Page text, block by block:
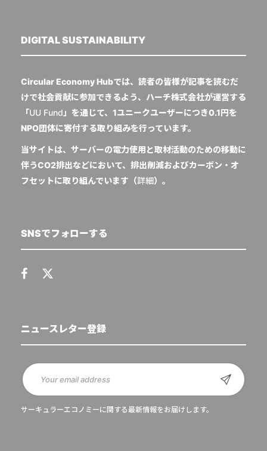
DIGITAL SUSTAINABILITY
Circular Economy Hubでは、読者の皆様が記事を読むだ
けで社会貢献に参加できるよう、ハーチ株式会社が運営する
「UU Fund 」を通じて、1ユニークユーザーにつき0.1円を
NPO団体に寄付する取り組みを行っています。
当サイトは、サーバーの電力使用と取材活動のための移動に
伴うCO2排出などにおいて、排出削減およびカーボン・オ
フセットに取り組んでいます（詳細）。
SNSでフォローする
ニュースレター登録
サーキュラーエコノミーに関する最新情報をお届けします。